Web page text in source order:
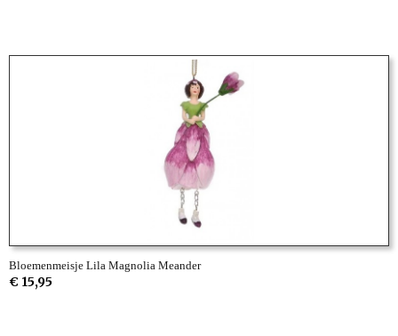
Bloemenmeisje Lila Magnolia Meander
€ 15,95